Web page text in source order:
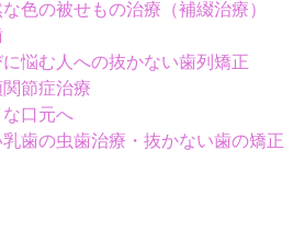
色の被せもの治療（補綴治療）
悩む人への抜かない歯列矯正
節症治療
口元へ
歯の虫歯治療・抜かない歯の矯正